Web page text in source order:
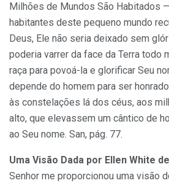
Milhões de Mundos São Habitados
habitantes deste pequeno mundo
Deus, Ele não seria deixado sem
poderia varrer da face da Terra todo
raça para povoá-la e glorificar Seu
depende do homem para ser
às constelações lá dos céus, aos
alto, que elevassem um cântico de
ao Seu nome. San, pág. 77.
Uma Visão Dada por Ellen White
Senhor me proporcionou uma visão